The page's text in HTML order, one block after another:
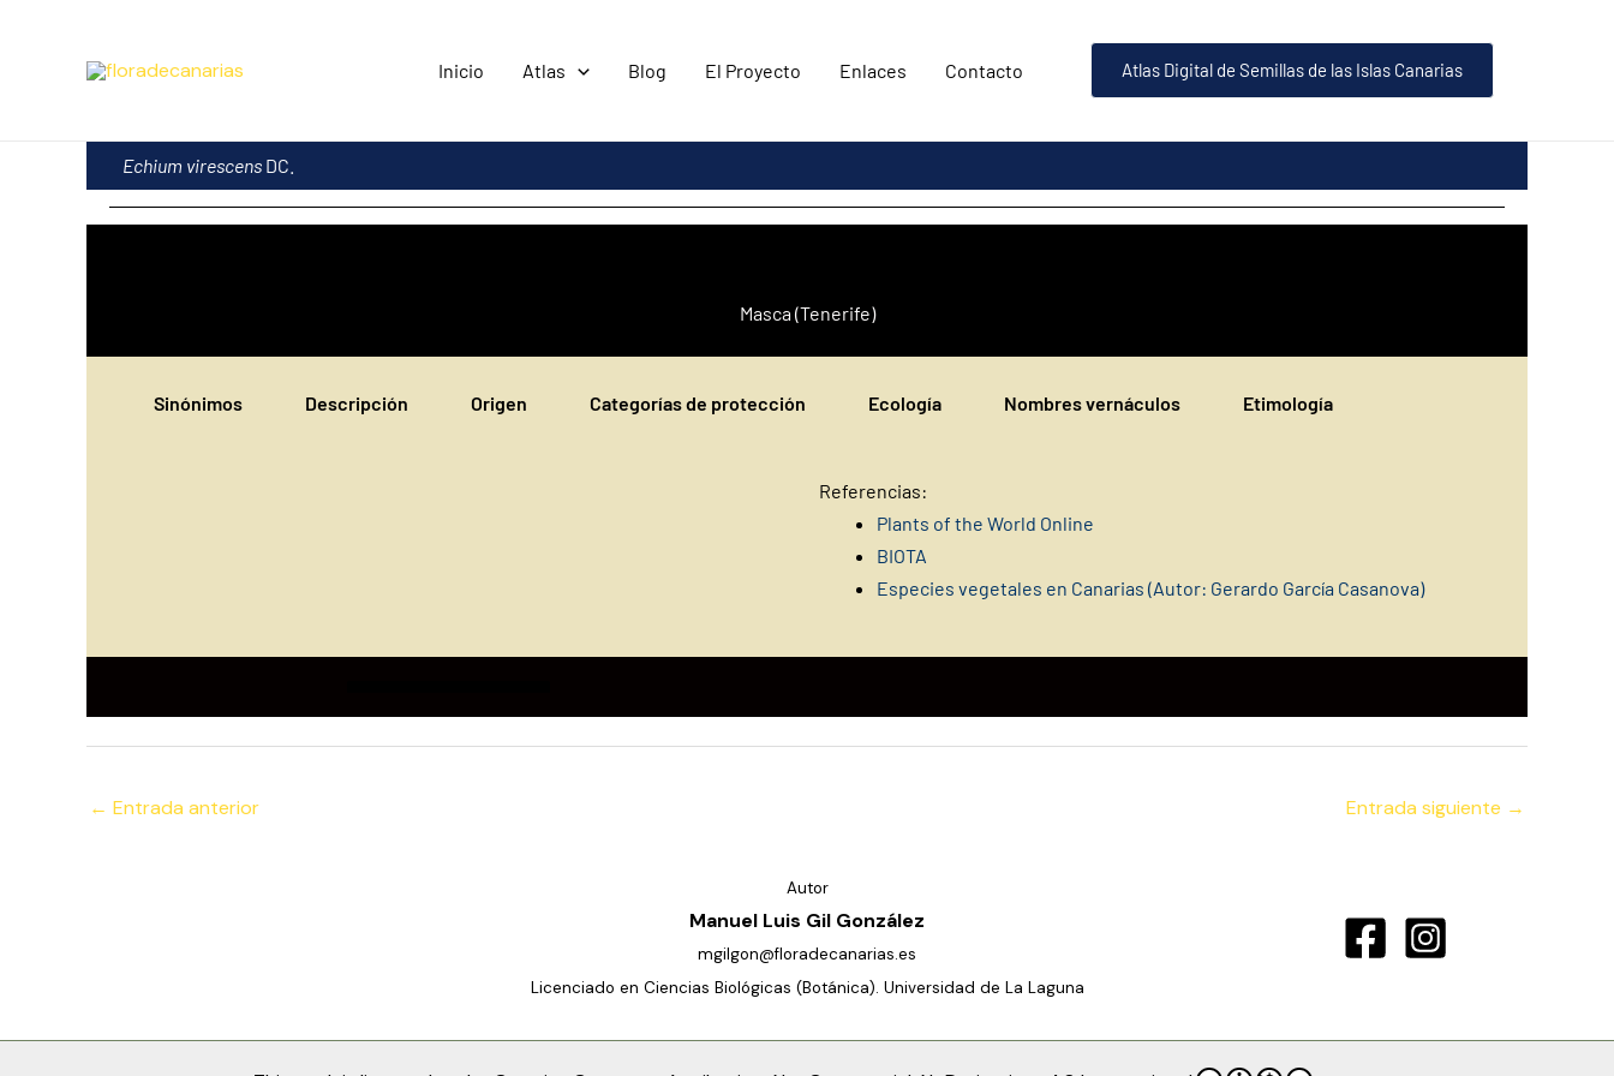
contenido
Inicio Atlas Blog El Proyecto Enlaces Contacto Atlas Digital de Semillas de las Islas Canarias
Echium virescens DC.
Masca (Tenerife)
Sinónimos Descripción Origen Categorías de protección Ecología Nombres vernáculos Etimología
Referencias:
Plants of the World Online
BIOTA
Especies vegetales en Canarias (Autor: Gerardo García Casanova)
← Entrada anterior Entrada siguiente →
Autor
Manuel Luis Gil González
mgilgon@floradecanarias.es
Licenciado en Ciencias Biológicas (Botánica). Universidad de La Laguna